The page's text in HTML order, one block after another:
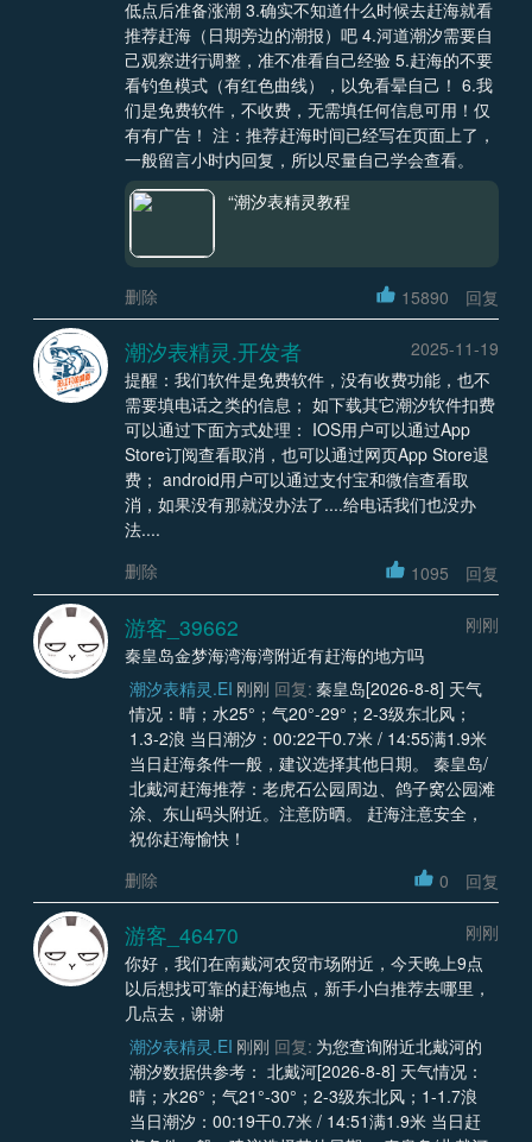
低点后准备涨潮 3.确实不知道什么时候去赶海就看
推荐赶海（日期旁边的潮报）吧 4.河道潮汐需要自
己观察进行调整，准不准看自己经验 5.赶海的不要
看钓鱼模式（有红色曲线），以免看晕自己！ 6.我
们是免费软件，不收费，无需填任何信息可用！仅
有有广告！ 注：推荐赶海时间已经写在页面上了，
一般留言小时内回复，所以尽量自己学会查看。
“潮汐表精灵教程
删除 15890 回复
潮汐表精灵.开发者
2025-11-19
提醒：我们软件是免费软件，没有收费功能，也不
需要填电话之类的信息； 如下载其它潮汐软件扣费
可以通过下面方式处理： IOS用户可以通过App
Store订阅查看取消，也可以通过网页App Store退
费； android用户可以通过支付宝和微信查看取
消，如果没有那就没办法了....给电话我们也没办
法....
删除
1095 回复
游客_39662
刚刚
秦皇岛金梦海湾海湾附近有赶海的地方吗
潮汐表精灵.EI 刚刚 回复: 秦皇岛[2026-8-8] 天气
情况：晴；水25°；气20°-29°；2-3级东北风；
1.3-2浪 当日潮汐：00:22干0.7米 / 14:55满1.9米
当日赶海条件一般，建议选择其他日期。 秦皇岛/
北戴河赶海推荐：老虎石公园周边、鸽子窝公园滩
涂、东山码头附近。注意防晒。 赶海注意安全，
祝你赶海愉快！
删除
0 回复
游客_46470
刚刚
你好，我们在南戴河农贸市场附近，今天晚上9点
以后想找可靠的赶海地点，新手小白推荐去哪里，
几点去，谢谢
潮汐表精灵.EI 刚刚 回复: 为您查询附近北戴河的
潮汐数据供参考： 北戴河[2026-8-8] 天气情况：
晴；水26°；气21°-30°；2-3级东北风；1-1.7浪
当日潮汐：00:19干0.7米 / 14:51满1.9米 当日赶